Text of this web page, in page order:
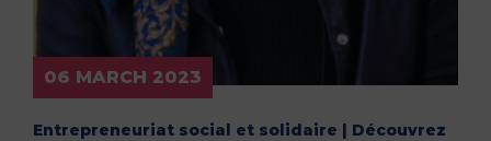
06 MARCH 2023
Entrepreneuriat social et solidaire | Découvrez